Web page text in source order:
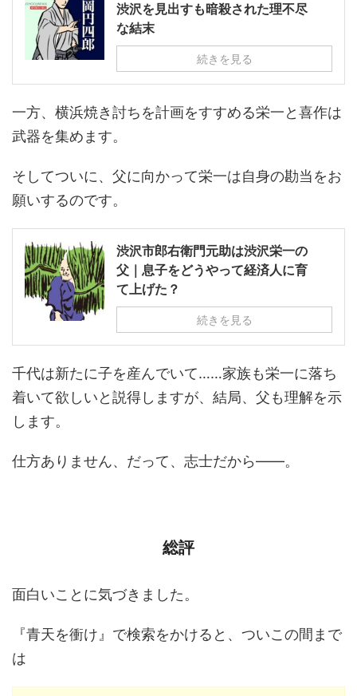
渋沢を見出すも暗殺された理不尽
な結末
続きを見る
一方、横浜焼き討ちを計画をすすめる栄一と喜作は
武器を集めます。
そしてついに、父に向かって栄一は自身の勘当をお
願いするのです。
渋沢市郎右衛門元助は渋沢栄一の
父｜息子をどうやって経済人に育
て上げた？
続きを見る
千代は新たに子を産んでいて……家族も栄一に落ち
着いて欲しいと説得しますが、結局、父も理解を示
します。
仕方ありません、だって、志士だから――。
総評
面白いことに気づきました。
『青天を衝け』で検索をかけると、ついこの間まで
は